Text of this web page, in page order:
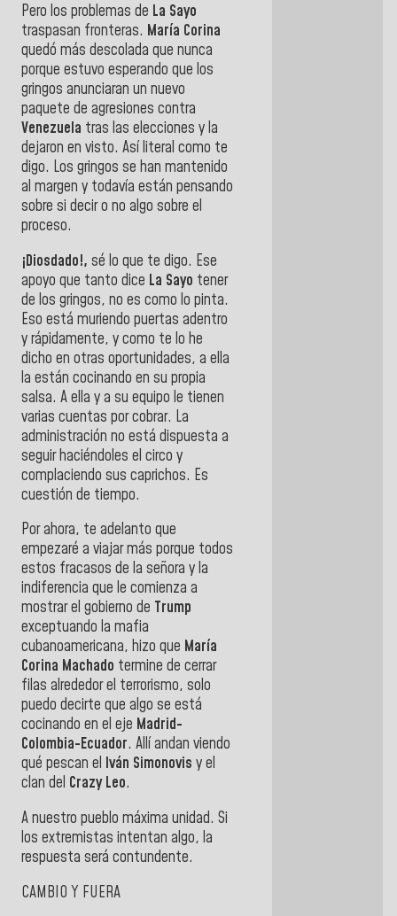
Pero los problemas de La Sayo
traspasan fronteras. María Corina
quedó más descolada que nunca
porque estuvo esperando que los
gringos anunciaran un nuevo
paquete de agresiones contra
Venezuela tras las elecciones y la
dejaron en visto. Así literal como te
digo. Los gringos se han mantenido
al margen y todavía están pensando
sobre si decir o no algo sobre el
proceso.
¡Diosdado!, sé lo que te digo. Ese
apoyo que tanto dice La Sayo tener
de los gringos, no es como lo pinta.
Eso está muriendo puertas adentro
y rápidamente, y como te lo he
dicho en otras oportunidades, a ella
la están cocinando en su propia
salsa. A ella y a su equipo le tienen
varias cuentas por cobrar. La
administración no está dispuesta a
seguir haciéndoles el circo y
complaciendo sus caprichos. Es
cuestión de tiempo.
Por ahora, te adelanto que
empezaré a viajar más porque todos
estos fracasos de la señora y la
indiferencia que le comienza a
mostrar el gobierno de Trump
exceptuando la mafia
cubanoamericana, hizo que María
Corina Machado termine de cerrar
filas alrededor el terrorismo, solo
puedo decirte que algo se está
cocinando en el eje Madrid-
Colombia-Ecuador. Allí andan viendo
qué pescan el Iván Simonovis y el
clan del Crazy Leo.
A nuestro pueblo máxima unidad. Si
los extremistas intentan algo, la
respuesta será contundente.
CAMBIO Y FUERA